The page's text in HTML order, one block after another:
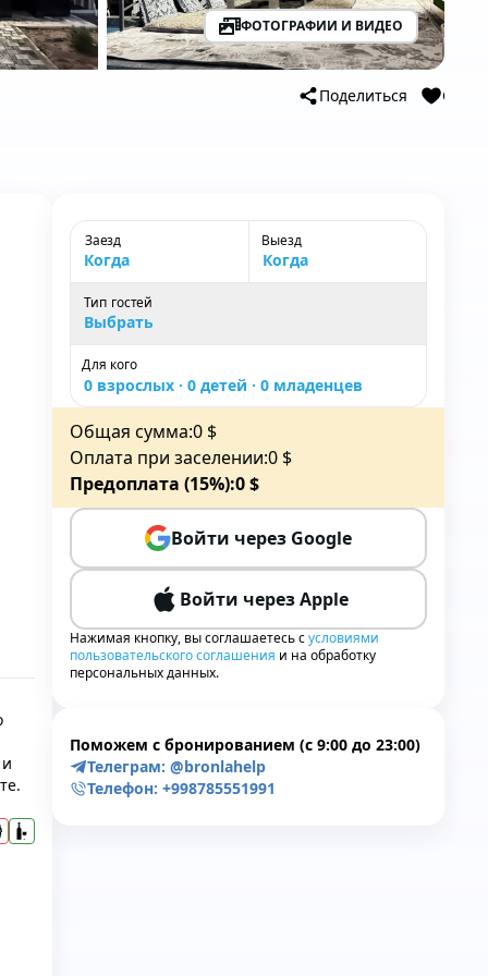
ФОТОГРАФИИ И ВИДЕО
Поделиться
Заезд
Когда
Выезд
Когда
Тип гостей
Тип гостей
Выбрать
Для кого
0 взрослых · 0 детей · 0 младенцев
Общая сумма:0 $
Оплата при заселении:0 $
Предоплата (15%):0$
Войти через Google
Войти через Apple
Нажимая кнопку, вы соглашаетесь сусловиями
пользовательского соглашения и на обработку
персональных данных.
Поможем с бронированием (с 9:00 до 23:00)
Телеграм: @bronlahelp
Телефон: +998785551991